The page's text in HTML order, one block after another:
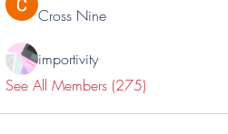
Cross Nine
importivity
See All Members (275)